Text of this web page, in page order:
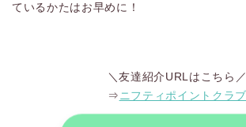
ているかたはお早めに！
＼友達紹介URLはこちら／
⇒ ニフティポイントクラブ